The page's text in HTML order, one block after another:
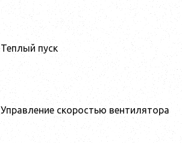
Теплый пуск
Управление скоростью вентилятора